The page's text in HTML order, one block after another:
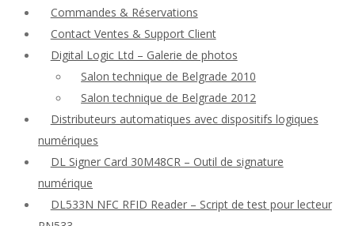
Commandes & Réservations
Contact Ventes & Support Client
Digital Logic Ltd – Galerie de photos
Salon technique de Belgrade 2010
Salon technique de Belgrade 2012
Distributeurs automatiques avec dispositifs logiques
numériques
DL Signer Card 30M48CR – Outil de signature
numérique
DL533N NFC RFID Reader – Script de test pour lecteur